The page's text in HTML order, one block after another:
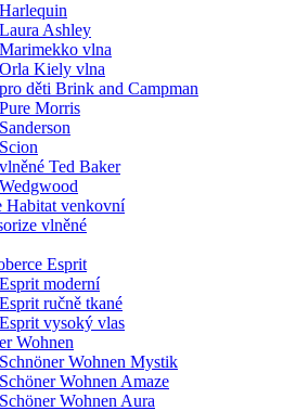
Ashley
vlna
Kiely vlna
děti Brink and Campman
Morris
Ted Baker
Habitat venkovní
vlněné
Esprit
moderní
ručně tkané
vysoký vlas
Wohnen
Wohnen Mystik
Wohnen Amaze
Wohnen Aura